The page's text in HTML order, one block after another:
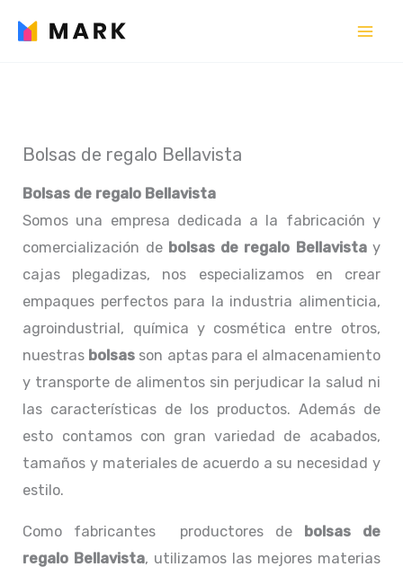
Bolsas de regalo Bellavista
Bolsas de regalo Bellavista
Somos una empresa dedicada a la fabricación y
comercialización de bolsas de regalo Bellavistay
cajas plegadizas, nos especializamos en crear
empaques perfectos para la industria alimenticia,
agroindustrial, química y cosmética entre otros,
nuestras bolsas son aptas para el almacenamiento
y transporte de alimentos sin perjudicar la salud ni
las características de los productos. Además de
esto contamos con gran variedad de acabados,
tamaños y materiales de acuerdo a su necesidad y
estilo.
Como fabricantes productores de bolsas de
regalo Bellavista, utilizamos las mejores materias